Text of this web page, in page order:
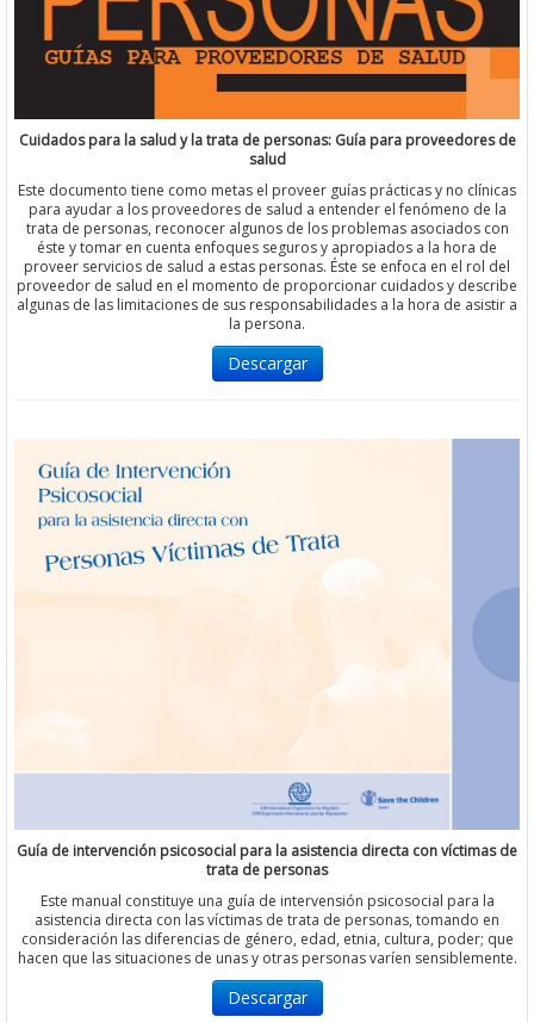
Cuidados para la salud y la trata de personas: Guía para proveedores de
salud
Este documento tiene como metas el proveer guías prácticas y no clínicas
para ayudar a los proveedores de salud a entender el fenómeno de la
trata de personas, reconocer algunos de los problemas asociados con
éste y tomar en cuenta enfoques seguros y apropiados a la hora de
proveer servicios de salud a estas personas. Éste se enfoca en el rol del
proveedor de salud en el momento de proporcionar cuidados y describe
algunas de las limitaciones de sus responsabilidades a la hora de asistir a
la persona.
Descargar
Guía de intervención psicosocial para la asistencia directa con víctimas de
trata de personas
Este manual constituye una guía de intervensión psicosocial para la
asistencia directa con las víctimas de trata de personas, tomando en
consideración las diferencias de género, edad, etnia, cultura, poder; que
hacen que las situaciones de unas y otras personas varíen sensiblemente.
Descargar